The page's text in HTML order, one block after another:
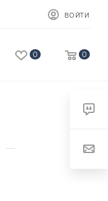
ВОЙТИ
0 0
—